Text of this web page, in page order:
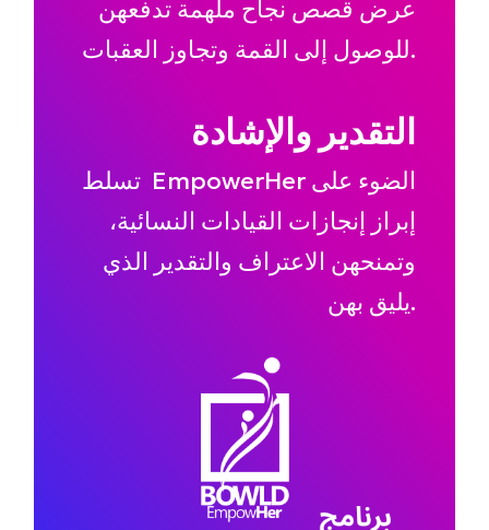
عرض قصص نجاح ملهمة تدفعهن
للوصول إلى القمة وتجاوز العقبات.
التقدير والإشادة
تسلط EmpowerHer الضوء على
إبراز إنجازات القيادات النسائية،
وتمنحهن الاعتراف والتقدير الذي
يليق بهن.